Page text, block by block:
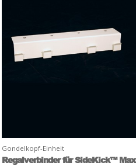
Gondelkopf-Einheit
Regalverbinder für SideKick™ Max